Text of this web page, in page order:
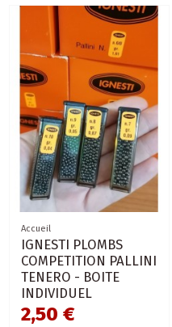
Accueil
IGNESTI PLOMBS
COMPETITION PALLINI
TENERO - BOITE
INDIVIDUEL
2,50 €